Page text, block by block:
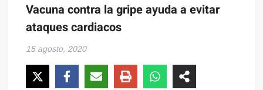
Vacuna contra la gripe ayuda a evitar
ataques cardiacos
15 agosto, 2020